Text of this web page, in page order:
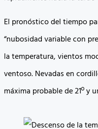
El pronóstico del tiempo
“nubosidad variable con
la temperatura, vientos
ventoso. Nevadas en
máxima probable de 21º y